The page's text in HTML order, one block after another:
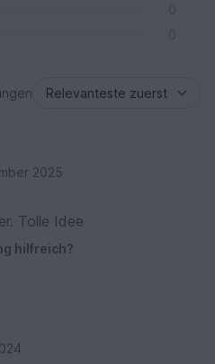
0
0
2025
Tolle Idee
hilfreich?